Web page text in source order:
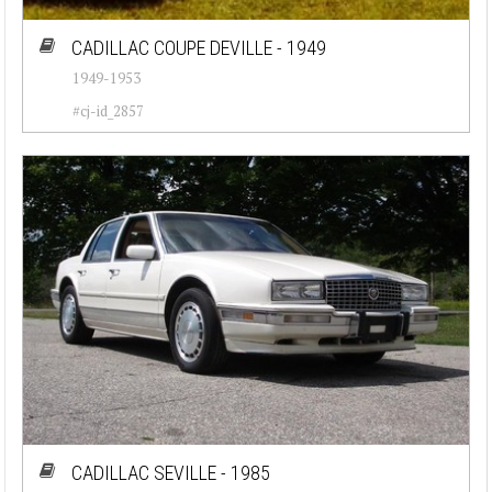
CADILLAC COUPE DEVILLE - 1949
1949-1953
#cj-id_2857
CADILLAC SEVILLE - 1985